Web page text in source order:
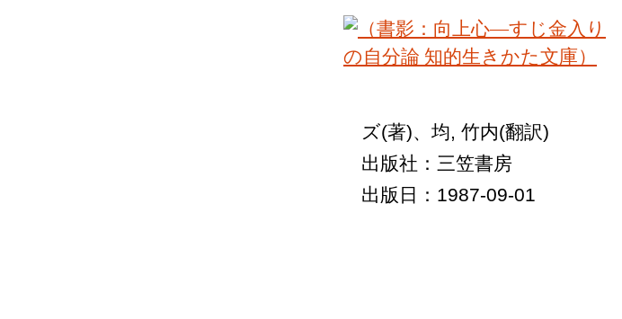
ズ(著)、均, 竹内(翻訳)
出版社：三笠書房
出版日：1987-09-01